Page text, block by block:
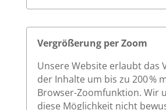
Vergrößerung per Zoom
Unsere Website erlaubt das
der Inhalte um bis zu 200 %
Browser-Zoomfunktion. Wir
diese Möglichkeit nicht